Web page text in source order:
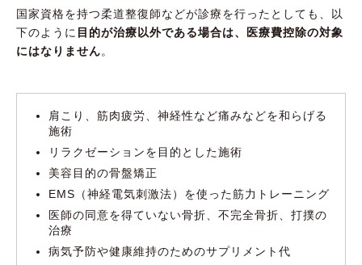
国家資格を持つ柔道整復師などが診療を行ったとしても、以
下のように 目的が治療以外である場合は、医療費控除の対象
にはなりません。
肩こり、筋肉疲労、神経性など痛みなどを和らげる
施術
リラクゼーションを目的とした施術
美容目的の骨盤矯正
EMS（神経電気刺激法）を使った筋力トレーニング
医師の同意を得ていない骨折、不完全骨折、打撲の
治療
病気予防や健康維持のためのサプリメント代